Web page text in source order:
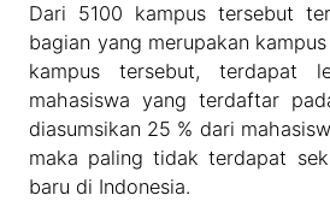
Dari 5100 kampus tersebut
bagian yang merupakan
kampus tersebut, terdapat
mahasiswa yang terdaftar
diasumsikan 25 % dari
maka paling tidak terdapat
baru di Indonesia.